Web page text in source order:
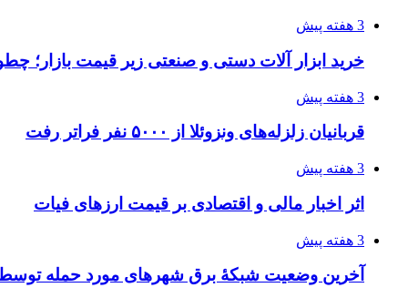
3 هفته پیش
خرید ابزار آلات دستی و صنعتی زیر قیمت بازار؛
3 هفته پیش
قربانیان زلزله‌های ونزوئلا از ۵۰۰۰ نفر فراتر رفت
3 هفته پیش
اثر اخبار مالی و اقتصادی بر قیمت ارزهای فیات
3 هفته پیش
آخرین وضعیت شبکۀ برق شهرهای مورد حمله